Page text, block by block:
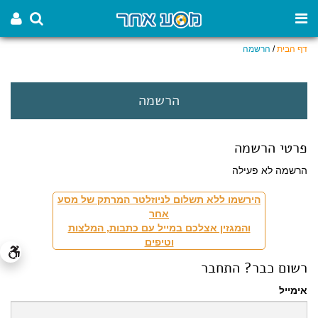
דף הבית/ הרשמה
הרשמה
פרטי הרשמה
הרשמה לא פעילה
הירשמו ללא תשלום לניוזלטר המרתק של מסע
אחר
והמגזין אצלכם במייל עם כתבות, המלצות
וטיפים
רשום כבר? התחבר
אימייל